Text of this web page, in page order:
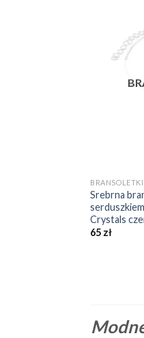
BRANSOLETKI
Srebrna
Crystals
65 zł